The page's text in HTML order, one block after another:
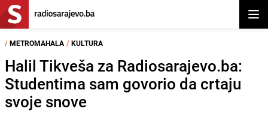
/ METROMAHALA / KULTURA
Halil Tikveša za Radiosarajevo.ba:
Studentima sam govorio da crtaju
svoje snove